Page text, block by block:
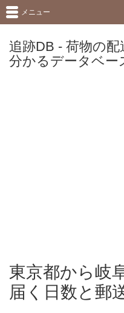
追跡DB - 荷物の
分かるデータベー
メニュー
東京都から岐
届く日数と郵